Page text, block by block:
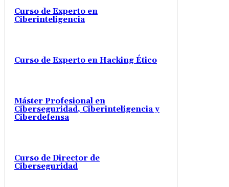
Curso de Experto en
Ciberinteligencia
Curso de Experto en Hacking Ético
Máster Profesional en
Ciberseguridad, Ciberinteligencia y
Ciberdefensa
Curso de Director de
Ciberseguridad